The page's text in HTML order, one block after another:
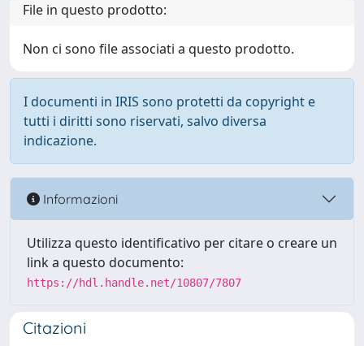
File in questo prodotto:
Non ci sono file associati a questo prodotto.
I documenti in IRIS sono protetti da copyright e
tutti i diritti sono riservati, salvo diversa
indicazione.
Informazioni
Utilizza questo identificativo per citare o creare un
link a questo documento:
https://hdl.handle.net/10807/7807
Citazioni